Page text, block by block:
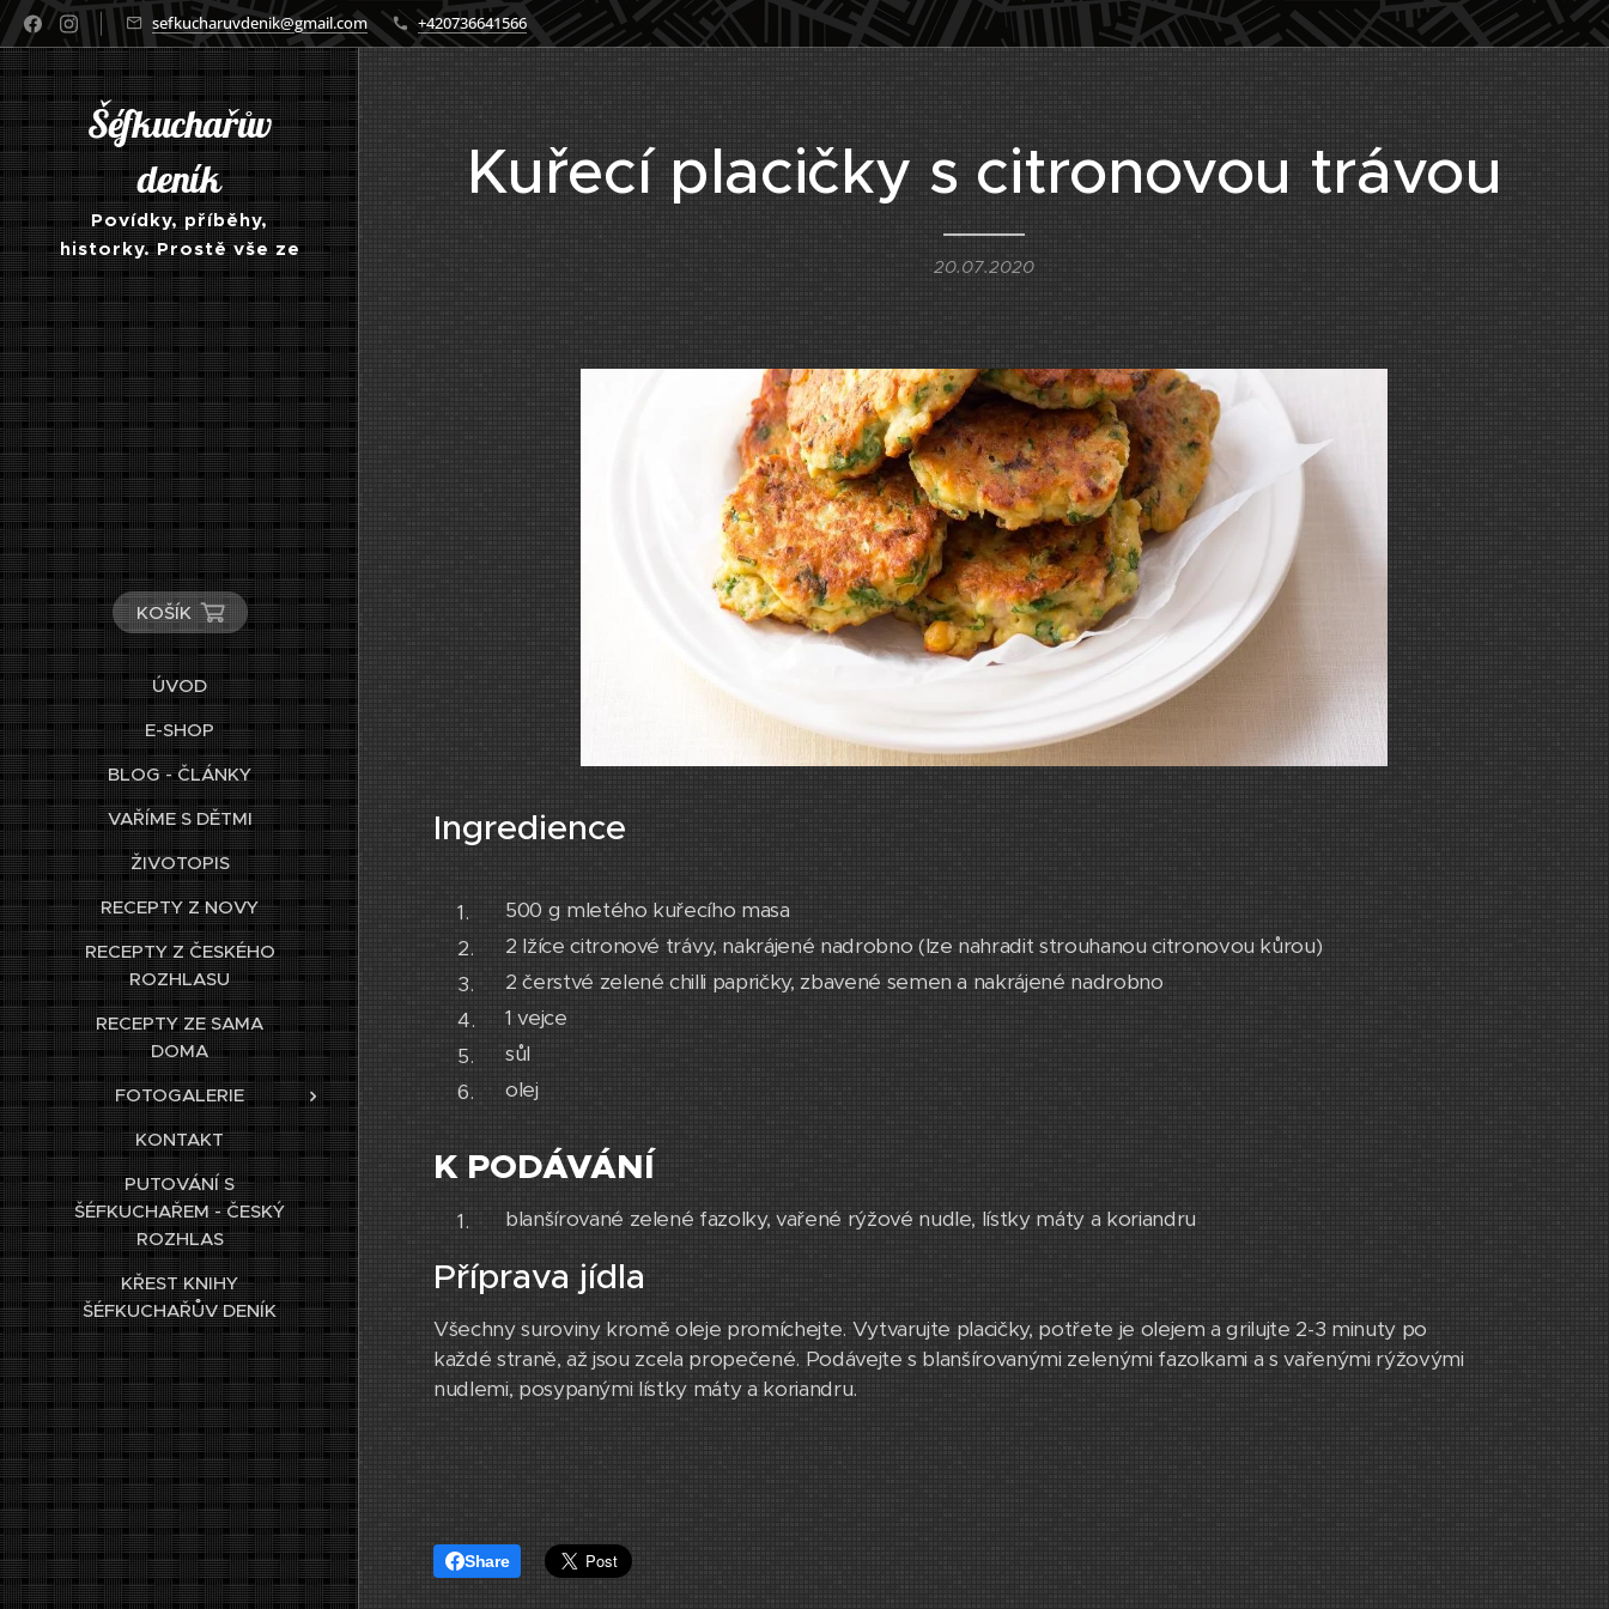
sefkucharuvdenik@gmail.com +420736641566
Šéfkuchařův
deník
Povídky, příběhy,
historky. Prostě vše ze
světa kuchyně a
gastronomie obecně
KOŠÍK
ÚVOD
E-SHOP
BLOG - ČLÁNKY
VAŘÍME S DĚTMI
ŽIVOTOPIS
RECEPTY Z NOVY
RECEPTY Z ČESKÉHO
ROZHLASU
RECEPTY ZE SAMA
DOMA
FOTOGALERIE
KONTAKT
PUTOVÁNÍ S
ŠÉFKUCHAŘEM - ČESKÝ
ROZHLAS
KŘEST KNIHY
ŠÉFKUCHAŘŮV DENÍK
Kuřecí placičky s citronovou trávou
20.07.2020
Ingredience
500 g mletého kuřecího masa
2 lžíce citronové trávy, nakrájené nadrobno (lze nahradit strouhanou citronovou kůrou)
2 čerstvé zelené chilli papričky, zbavené semen a nakrájené nadrobno
1 vejce
sůl
olej
K PODÁVÁNÍ
blanšírované zelené fazolky, vařené rýžové nudle, lístky máty a koriandru
Příprava jídla
Všechny suroviny kromě oleje promíchejte. Vytvarujte placičky, potřete je olejem a grilujte 2-3 minuty po
každé straně, až jsou zcela propečené. Podávejte s blanšírovanými zelenými fazolkami a s vařenými rýžovými
nudlemi, posypanými lístky máty a koriandru.
Share